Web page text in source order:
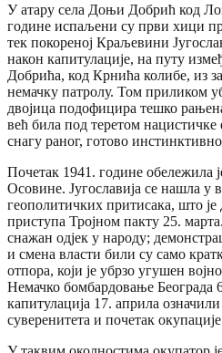
У атару села Доњи Добрић код
године испаљени су први хици
тек покореној Краљевини
након капитулације, на путу
Добрића, код Крнића колибе, из
немачку патролу. Том приликом
двојица подофицира тешко
већ била под теретом нацистичке
снагу раног, готово
Почетак 1941. године обележила
Осовине. Југославија се нашла у
геополитичких притисака, што
приступа Тројном пакту 25.
снажан одјек у народу;
и смена власти били су само
отпора, који је убрзо угушен
Немачко бомбардовање Београда
капитулација 17. априла
суверенитета и почетак